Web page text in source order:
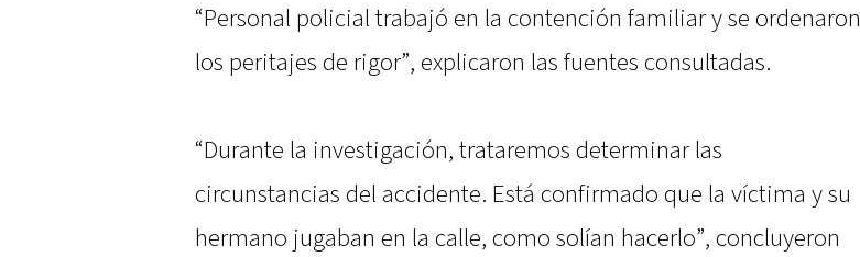
“Personal policial trabajó en la contención familiar y se ordenaron
los peritajes de rigor”, explicaron las fuentes consultadas.
“Durante la investigación, trataremos determinar las
circunstancias del accidente. Está confirmado que la víctima y su
hermano jugaban en la calle, como solían hacerlo”, concluyeron